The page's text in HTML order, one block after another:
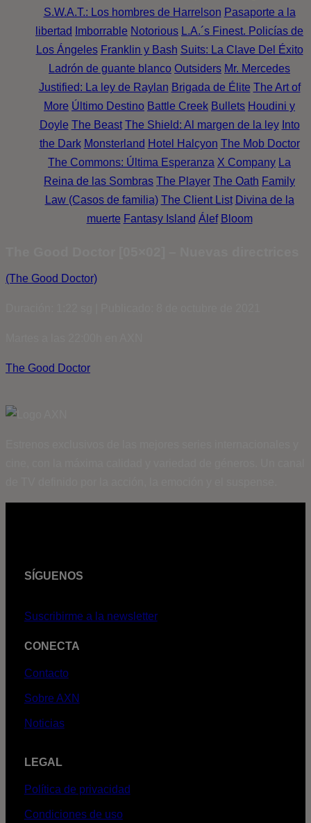
S.W.A.T.: Los hombres de Harrelson Pasaporte a la
libertad
Imborrable Notorious L.A.´s Finest. Policías de
Los Ángeles Franklin y Bash Suits: La Clave Del Éxito
Ladrón de guante blanco Outsiders Mr. Mercedes
Justified: La ley de Raylan Brigada de Élite The Art of
More Último Destino Battle Creek Bullets Houdini y
Doyle The Beast The Shield: Al margen de la ley Into
the Dark Monsterland Hotel Halcyon The Mob Doctor
The Commons: Última Esperanza X Company La
Reina de las Sombras The Player The Oath Family
Law (Casos de familia) The Client List Divina de la
muerte Fantasy Island Álef Bloom
(The Good Doctor)
The Good Doctor
SÍGUENOS
Suscribirme a la newsletter
CONECTA
Contacto
Sobre AXN
Noticias
LEGAL
Política de privacidad
Condiciones de uso